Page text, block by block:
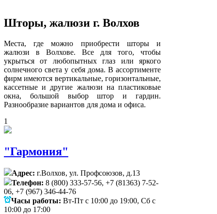
Шторы, жалюзи г. Волхов
Места, где можно приобрести шторы и
жалюзи в Волхове. Все для того, чтобы
укрыться от любопытных глаз или яркого
солнечного света у себя дома. В ассортименте
фирм имеются вертикальные, горизонтальные,
кассетные и другие жалюзи на пластиковые
окна, большой выбор штор и гардин.
Разнообразие вариантов для дома и офиса.
1
"Гармония"
Адрес: г.Волхов, ул. Профсоюзов, д.13
Телефон: 8 (800) 333-57-56, +7 (81363) 7-52-
06, +7 (967) 346-44-76
Часы работы: Вт-Пт с 10:00 до 19:00, Сб с
10:00 до 17:00